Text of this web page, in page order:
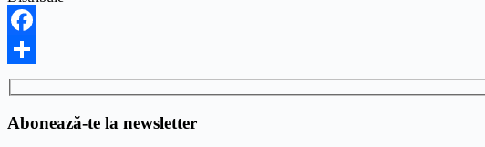
Facebook
Share
Abonează-te la newsletter